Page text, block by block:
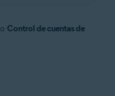
Control de cuentas de